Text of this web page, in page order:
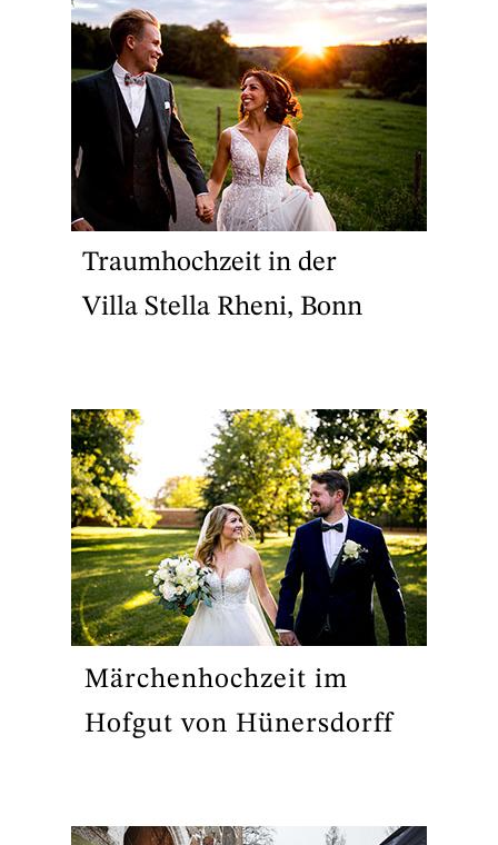
Traumhochzeit in der
Villa Stella Rheni, Bonn
Märchenhochzeit im
Hofgut von Hünersdorff